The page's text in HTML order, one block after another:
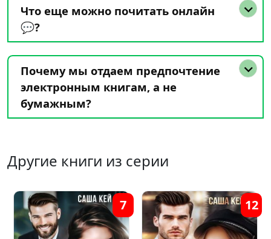
Что еще можно почитать онлайн
💬?
Почему мы отдаем предпочтение
электронным книгам, а не
бумажным?
Другие книги из серии
7 12